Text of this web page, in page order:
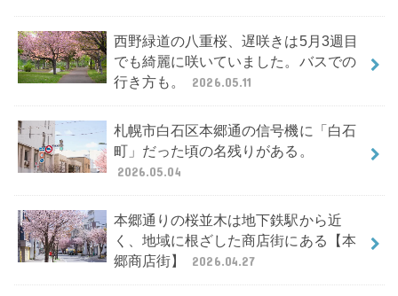
西野緑道の八重桜、遅咲きは5月3週目
でも綺麗に咲いていました。バスでの
行き方も。
2026.05.11
札幌市白石区本郷通の信号機に「白石
町」だった頃の名残りがある。
2026.05.04
本郷通りの桜並木は地下鉄駅から近
く、地域に根ざした商店街にある【本
郷商店街】
2026.04.27